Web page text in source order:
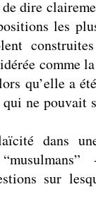
dire
les
comme
qu’elle a
ne pouvait
dans
sur